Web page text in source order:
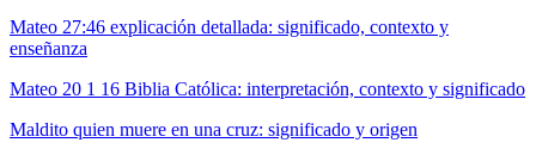
Mateo 27:46 explicación detallada: significado, contexto y
enseñanza
Mateo 20 1 16 Biblia Católica: interpretación, contexto y significado
Maldito quien muere en una cruz: significado y origen